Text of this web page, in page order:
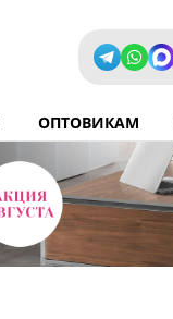
ОПТОВИКАМ